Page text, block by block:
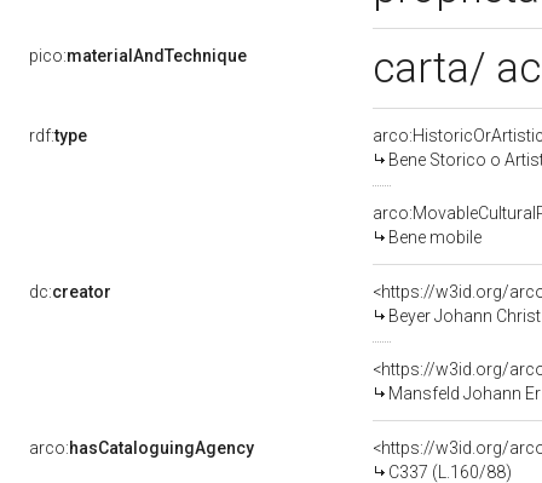
pico:materialAndTechnique carta/
rdf:type
Bene Storico o
Bene mobile
dc:creator
<https://w3id.org/
Beyer Johann
<https://w3id.org/
Mansfeld Johann
arco:hasCataloguingAgency
<https://w3id.org/
C337 (L.160/88)